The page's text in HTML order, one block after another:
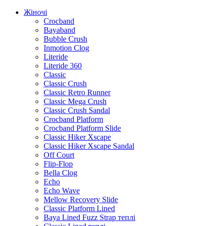
Жіночі
Crocband
Bayaband
Bubble Crush
Inmotion Clog
Literide
Literide 360
Classic
Classic Crush
Classic Retro Runner
Classic Mega Crush
Classic Crush Sandal
Crocband Platform
Crocband Platform Slide
Classic Hiker Xscape
Classic Hiker Xscape Sandal
Off Court
Flip-Flop
Bella Clog
Echo
Echo Wave
Mellow Recovery Slide
Classic Platform Lined
Baya Lined Fuzz Strap теплі